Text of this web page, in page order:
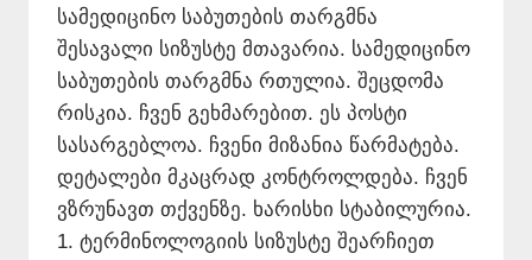
სამედიცინო საბუთების თარგმნა
შესავალი სიზუსტე მთავარია. სამედიცინო
საბუთების თარგმნა რთულია. შეცდომა
რისკია. ჩვენ გეხმარებით. ეს პოსტი
სასარგებლოა. ჩვენი მიზანია წარმატება.
დეტალები მკაცრად კონტროლდება. ჩვენ
ვზრუნავთ თქვენზე. ხარისხი სტაბილურია.
1. ტერმინოლოგიის სიზუსტე შეარჩიეთ